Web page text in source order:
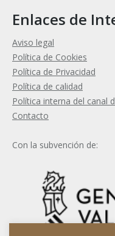
Enlaces de
Aviso legal
Política de Cookies
Política de Privacidad
Política de calidad
Política interna del canal
Contacto
Con la subvención de: